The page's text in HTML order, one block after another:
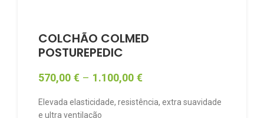
COLCHÃO COLMED
POSTUREPEDIC
570,00 € – 1.100,00 €
Elevada elasticidade, resistência, extra suavidade
e ultra ventilação